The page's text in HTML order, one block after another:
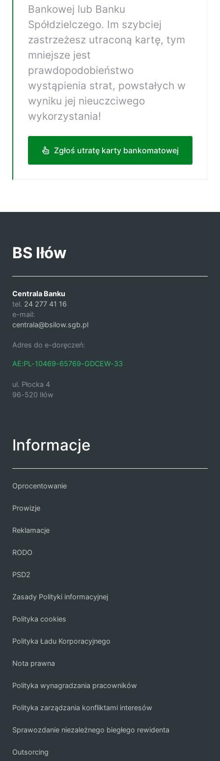
Bankowej lub Banku
Spółdzielczego. Im szybciej
zastrzeżesz utraconą kartę, tym
mniejsze jest
prawdopodobieństwo
wystąpienia strat, powstałych w
wyniku jej nieuczciwego
wykorzystania!
Zgłoś utratę karty bankomatowej
BS Iłów
Centrala Banku
tel. 24 277 41 16
e-mail:
centrala@bsilow.sgb.pl
Adres do e-doręczeń:
AE:PL-10469-65769-GDCEW-33
ul. Płocka 4
96-520 Iłów
Informacje
Oprocentowanie
Prowizje
Reklamacje
RODO
PSD2
Zasady Polityki informacyjnej
Polityka cookies
Polityka Ładu Korporacyjnego
Nota prawna
Polityka wynagradzania pracowników
Polityka zarządzania konfliktami interesów
Sprawozdanie niezależnego biegłego rewidenta
Outsorcing